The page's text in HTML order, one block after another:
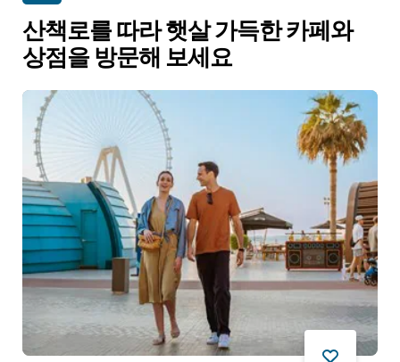
산책로를 따라 햇살 가득한 카페와
상점을 방문해 보세요